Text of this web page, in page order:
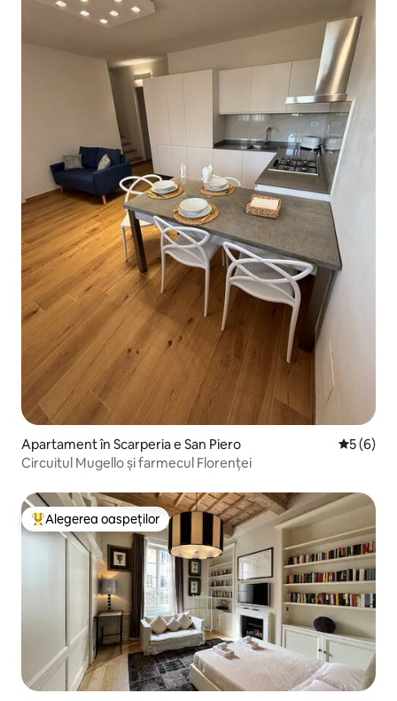
Apartament în Scarperia e San Piero Scor
5 (6)
Circuitul Mugello și farmecul Florenței
Locuință din topul categoriei Alegerea oaspeților
Alegerea oaspeților